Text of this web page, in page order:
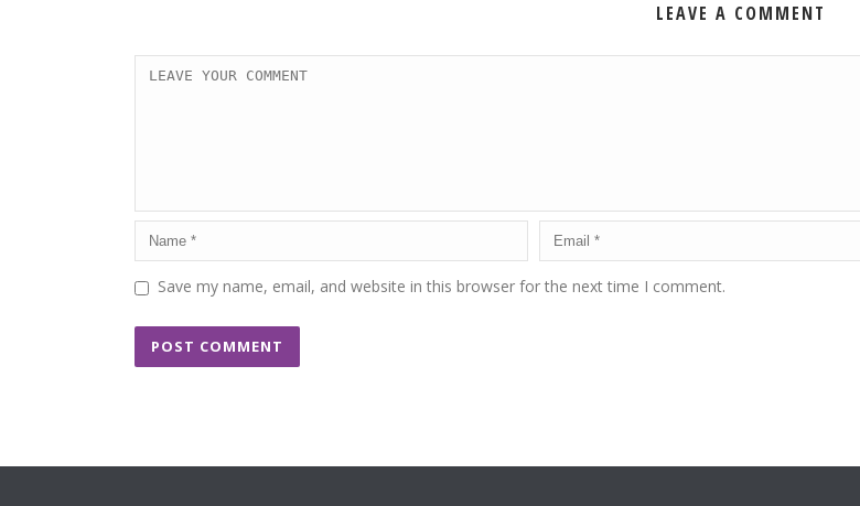
LEAVE A COMMENT
Save my name, email, and website in this browser for the next time I comment.